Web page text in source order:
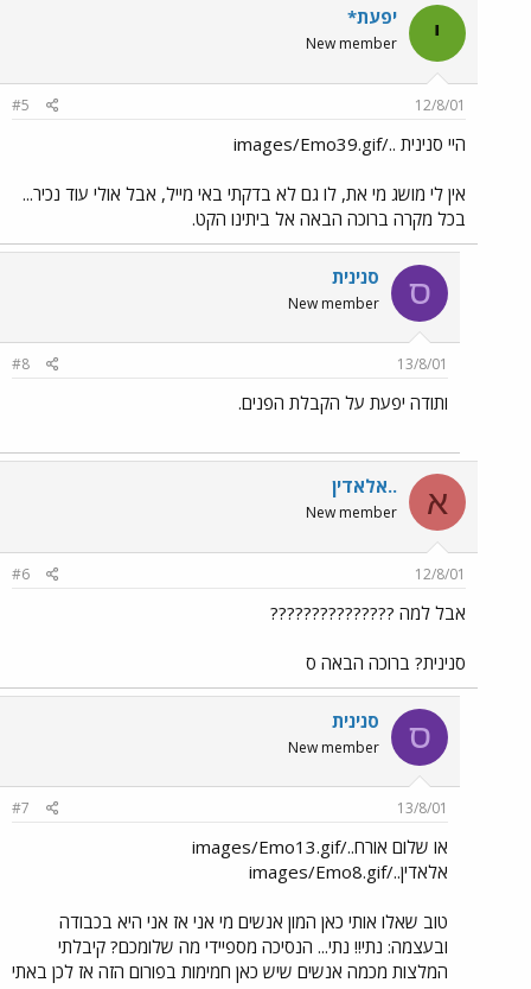
י יפעת*
New member
12/8/01
#5
היי סנינית ../images/Emo39.gif
אין לי מושג מי את, לו גם לא בדקתי באי מייל, אבל אולי עוד נכיר...
בכל מקרה ברוכה הבאה אל ביתינו הקט.
ס סנינית
New member
13/8/01
#8
ותודה יפעת על הקבלת הפנים.
א ..אלאדין
New member
12/8/01
#6
אבל למה ???????????????
סנינית? ברוכה הבאה ס
ס סנינית
New member
13/8/01
#7
או שלום אורח../images/Emo13.gif
אלאדין../images/Emo8.gif
טוב שאלו אותי כאן המון אנשים מי אני אז אני היא בכבודה
ובעצמה: נתי!! נתי... הנסיכה מספיידי מה שלומכם? קיבלתי
המלצות מכמה אנשים שיש כאן חמימות בפורום הזה אז לכן באתי